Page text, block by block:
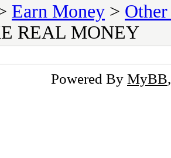
Earn Money >
REAL MONEY
Powered By MyBB